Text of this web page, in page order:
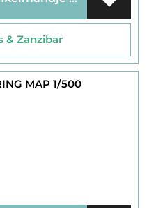
& Zanzibar
MAP 1/500